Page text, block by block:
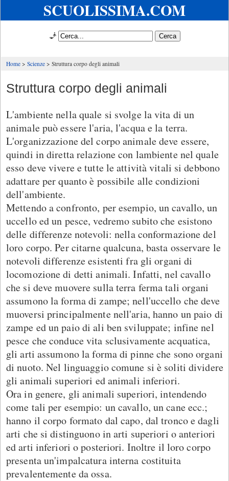
SCUOLISSIMA.COM
🧞
Home Scienze Struttura corpo degli animali
Struttura corpo degli animali
L'ambiente nella quale si svolge la vita di un
animale può essere l'aria, l'acqua e la terra.
L'organizzazione del corpo animale deve essere,
quindi in diretta relazione con lambiente nel quale
esso deve vivere e tutte le attività vitali si debbono
adattare per quanto è possibile alle condizioni
dell'ambiente.
Mettendo a confronto, per esempio, un cavallo, un
uccello ed un pesce, vedremo subito che esistono
delle differenze notevoli: nella conformazione del
loro corpo. Per citarne qualcuna, basta osservare le
notevoli differenze esistenti fra gli organi di
locomozione di detti animali. Infatti, nel cavallo
che si deve muovere sulla terra ferma tali organi
assumono la forma di zampe; nell'uccello che deve
muoversi principalmente nell'aria, hanno un paio di
zampe ed un paio di ali ben sviluppate; infine nel
pesce che conduce vita sclusivamente acquatica,
gli arti assumono la forma di pinne che sono organi
di nuoto. Nel linguaggio comune si è soliti dividere
gli animali superiori ed animali inferiori.
Ora in genere, gli animali superiori, intendendo
come tali per esempio: un cavallo, un cane ecc.;
hanno il corpo formato dal capo, dal tronco e dagli
arti che si distinguono in arti superiori o anteriori
ed arti inferiori o posteriori. Inoltre il loro corpo
presenta un'impalcatura interna costituita
prevalentemente da ossa.